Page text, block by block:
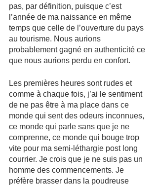
pas, par définition, puisque c’est
l’année de ma naissance en même
temps que celle de l’ouverture du pays
au tourisme. Nous aurions
probablement gagné en authenticité ce
que nous aurions perdu en confort.
Les premières heures sont rudes et
comme à chaque fois, j’ai le sentiment
de ne pas être à ma place dans ce
monde qui sent des odeurs inconnues,
ce monde qui parle sans que je ne
comprenne, ce monde qui bouge trop
vite pour ma semi-léthargie post long
courrier. Je crois que je ne suis pas un
homme des commencements. Je
préfère brasser dans la poudreuse